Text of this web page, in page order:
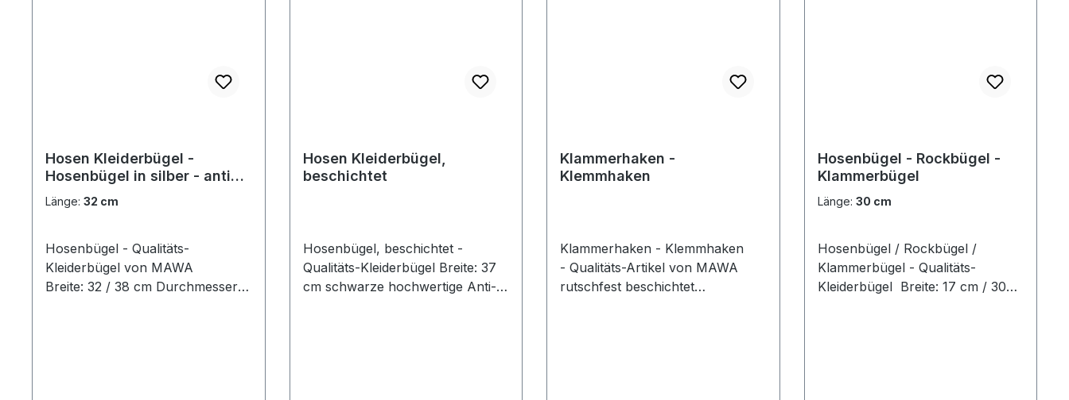
Hosen Kleiderbügel -
Hosenbügel in silber - anti
Rutsch
Länge: 32 cm
Hosenbügel - Qualitäts-
Kleiderbügel von MAWA
Breite: 32 / 38 cm Durchmesser:
Hosen Kleiderbügel,
beschichtet
Hosenbügel, beschichtet -
Qualitäts-Kleiderbügel Breite: 37
cm schwarze hochwertige Anti-
Klammerhaken -
Klemmhaken
Klammerhaken - Klemmhaken
- Qualitäts-Artikel von MAWA
rutschfest beschichtet
Hosenbügel - Rockbügel -
Klammerbügel
Länge: 30 cm
Hosenbügel / Rockbügel /
Klammerbügel - Qualitäts-
Kleiderbügel Breite: 17 cm / 30